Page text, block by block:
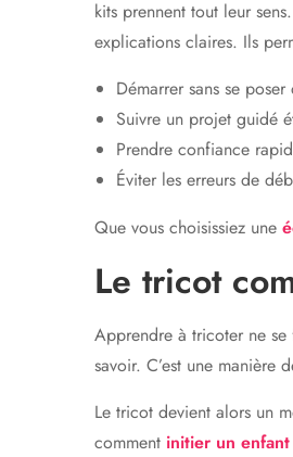
kits prennent tout leur
explications claires. Ils
Démarrer sans se
Suivre un projet guidé
Prendre confiance
Éviter les erreurs de
Que vous choisissiez une
Le tricot
Apprendre à tricoter ne se
savoir. C’est une manière
Le tricot devient alors un
comment initier un